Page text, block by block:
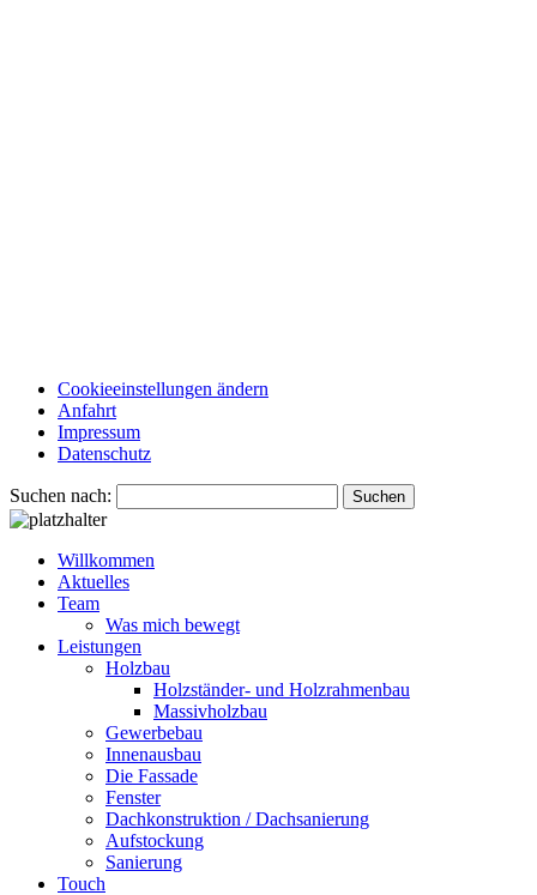
Cookieeinstellungen ändern
Anfahrt
Impressum
Datenschutz
Suchen nach:
Willkommen
Aktuelles
Team
Was mich bewegt
Leistungen
Holzbau
Holzständer- und Holzrahmenbau
Massivholzbau
Gewerbebau
Innenausbau
Die Fassade
Fenster
Dachkonstruktion / Dachsanierung
Aufstockung
Sanierung
Touch